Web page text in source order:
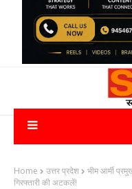
Home उत्तर प्रदेश
भीम आर्मी
गिरफ्तारी की अटकलें!